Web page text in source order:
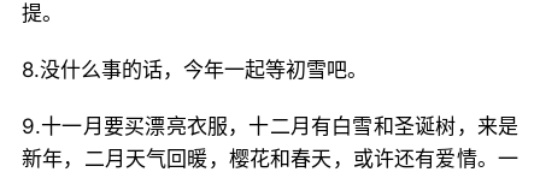
提。
8.没什么事的话，今年一起等初雪吧。
9.十一月要买漂亮衣服，十二月有白雪和圣诞树，来是
新年，二月天气回暖，樱花和春天，或许还有爱情。一